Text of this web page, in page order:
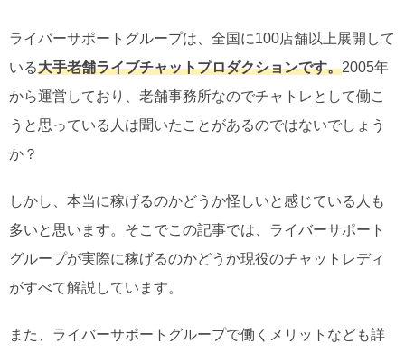
ライバーサポートグループは、全国に100店舗以上展開して
いる大手老舗ライブチャットプロダクションです。2005年
から運営しており、老舗事務所なのでチャトレとして働こ
うと思っている人は聞いたことがあるのではないでしょう
か？
しかし、本当に稼げるのかどうか怪しいと感じている人も
多いと思います。そこでこの記事では、ライバーサポート
グループが実際に稼げるのかどうか現役のチャットレディ
がすべて解説しています。
また、ライバーサポートグループで働くメリットなども詳